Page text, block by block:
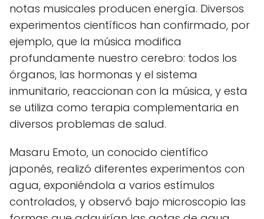
notas musicales producen energía. Diversos
experimentos científicos han confirmado, por
ejemplo, que la música modifica
profundamente nuestro cerebro: todos los
órganos, las hormonas y el sistema
inmunitario, reaccionan con la música, y esta
se utiliza como terapia complementaria en
diversos problemas de salud.
Masaru Emoto, un conocido científico
japonés, realizó diferentes experimentos con
agua, exponiéndola a varios estímulos
controlados, y observó bajo microscopio las